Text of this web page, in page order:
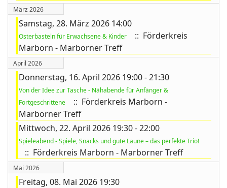
März 2026
Samstag, 28. März 2026 14:00
Osterbasteln für Erwachsene & Kinder
:: Förderkreis
Marborn - Marborner Treff
April 2026
Donnerstag, 16. April 2026 19:00 - 21:30
Von der Idee zur Tasche - Nähabende für Anfänger &
Fortgeschrittene
:: Förderkreis Marborn -
Marborner Treff
Mittwoch, 22. April 2026 19:30 - 22:00
Spieleabend - Spiele, Snacks und gute Laune – das perfekte Trio!
:: Förderkreis Marborn - Marborner Treff
Mai 2026
Freitag, 08. Mai 2026 19:30